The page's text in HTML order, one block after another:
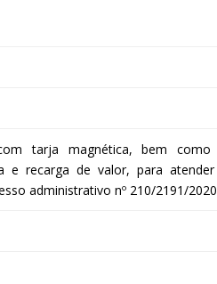
tarja magnética, bem como
e recarga de valor, para
administrativo nº 210/2191/